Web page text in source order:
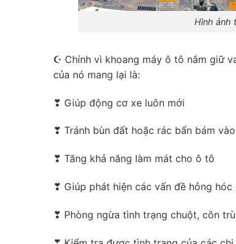
Hình ảnh
☪ Chính vì khoang máy ô tô nắm giữ
của nó mang lại là:
❣ Giúp động cơ xe luôn mới
❣ Tránh bùn đất hoặc rác bẩn bám vào
❣ Tăng khả năng làm mát cho ô tô
❣ Giúp phát hiện các vấn đề hỏng
❣ Phòng ngừa tình trạng chuột, côn